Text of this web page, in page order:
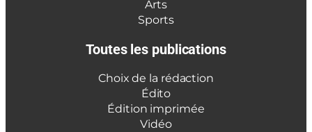
Arts
Sports
Toutes les publications
Choix de la rédaction
Édito
Édition imprimée
Vidéo